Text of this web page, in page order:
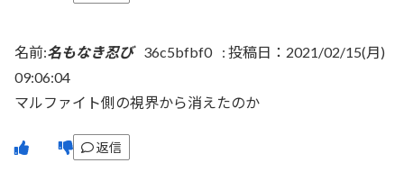
名前:名もなき忍び 36c5bfbf0 : 投稿日：2021/02/15(月)
09:06:04
マルファイト側の視界から消えたのか
返信